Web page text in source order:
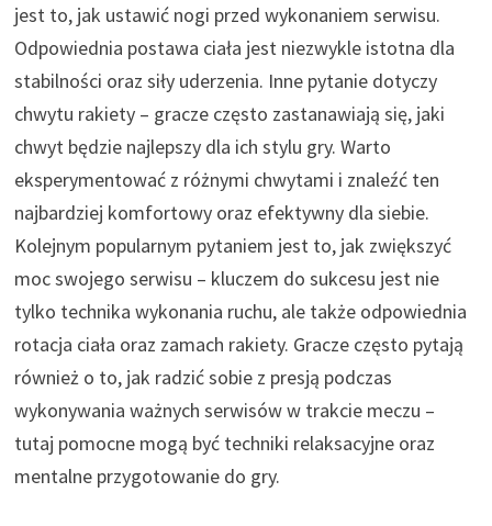
jest to, jak ustawić nogi przed wykonaniem serwisu.
Odpowiednia postawa ciała jest niezwykle istotna dla
stabilności oraz siły uderzenia. Inne pytanie dotyczy
chwytu rakiety – gracze często zastanawiają się, jaki
chwyt będzie najlepszy dla ich stylu gry. Warto
eksperymentować z różnymi chwytami i znaleźć ten
najbardziej komfortowy oraz efektywny dla siebie.
Kolejnym popularnym pytaniem jest to, jak zwiększyć
moc swojego serwisu – kluczem do sukcesu jest nie
tylko technika wykonania ruchu, ale także odpowiednia
rotacja ciała oraz zamach rakiety. Gracze często pytają
również o to, jak radzić sobie z presją podczas
wykonywania ważnych serwisów w trakcie meczu –
tutaj pomocne mogą być techniki relaksacyjne oraz
mentalne przygotowanie do gry.